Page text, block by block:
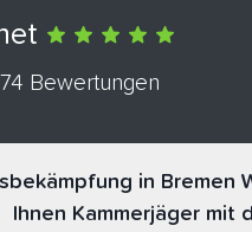
Bewertungen
in Bremen
Ihnen Kammerjäger mit